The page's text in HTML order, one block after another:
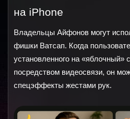
на iPhone
Владельцы Айфонов могут
фишки Ватсап. Когда
установленного на «яблочный»
посредством видеосвязи, он
спецэффекты жестами рук.